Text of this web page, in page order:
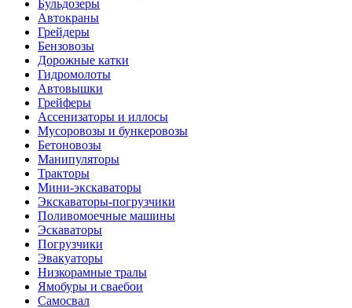
Бульдозеры
Автокраны
Грейдеры
Бензовозы
Дорожные катки
Гидромолоты
Автовышки
Грейферы
Ассенизаторы и иллосы
Мусоровозы и бункеровозы
Бетоновозы
Манипуляторы
Тракторы
Мини-экскаваторы
Экскаваторы-погрузчики
Поливомоечные машины
Эскаваторы
Погрузчики
Эвакуаторы
Низкорамные тралы
Ямобуры и сваебои
Самосвал